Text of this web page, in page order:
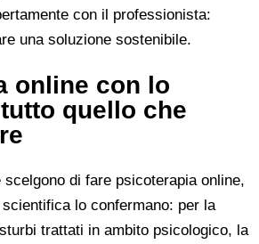
con il professionista:
una soluzione sostenibile.
online con lo
quello che
scelgono di fare psicoterapia online,
lo confermano: per la
trattati in ambito psicologico, la